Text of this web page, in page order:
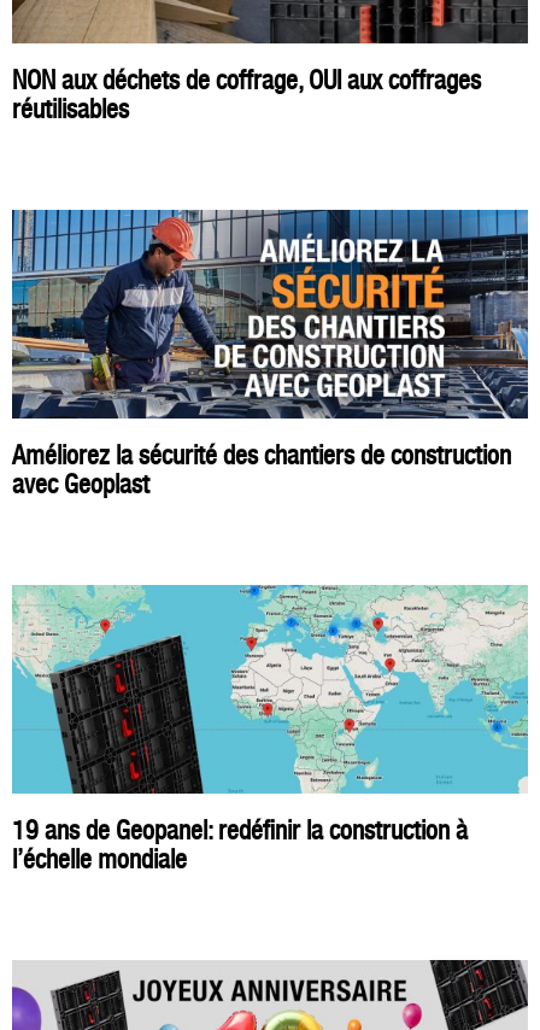
NON aux déchets de coffrage, OUI aux coffrages
réutilisables
Améliorez la sécurité des chantiers de construction
avec Geoplast
19 ans de Geopanel: redéfinir la construction à
l’échelle mondiale